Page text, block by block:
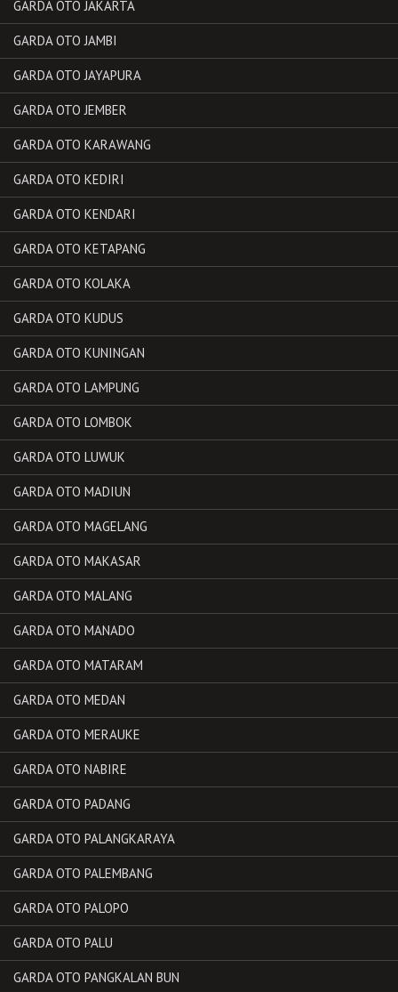
GARDA OTO JAKARTA
GARDA OTO JAMBI
GARDA OTO JAYAPURA
GARDA OTO JEMBER
GARDA OTO KARAWANG
GARDA OTO KEDIRI
GARDA OTO KENDARI
GARDA OTO KETAPANG
GARDA OTO KOLAKA
GARDA OTO KUDUS
GARDA OTO KUNINGAN
GARDA OTO LAMPUNG
GARDA OTO LOMBOK
GARDA OTO LUWUK
GARDA OTO MADIUN
GARDA OTO MAGELANG
GARDA OTO MAKASAR
GARDA OTO MALANG
GARDA OTO MANADO
GARDA OTO MATARAM
GARDA OTO MEDAN
GARDA OTO MERAUKE
GARDA OTO NABIRE
GARDA OTO PADANG
GARDA OTO PALANGKARAYA
GARDA OTO PALEMBANG
GARDA OTO PALOPO
GARDA OTO PALU
GARDA OTO PANGKALAN BUN